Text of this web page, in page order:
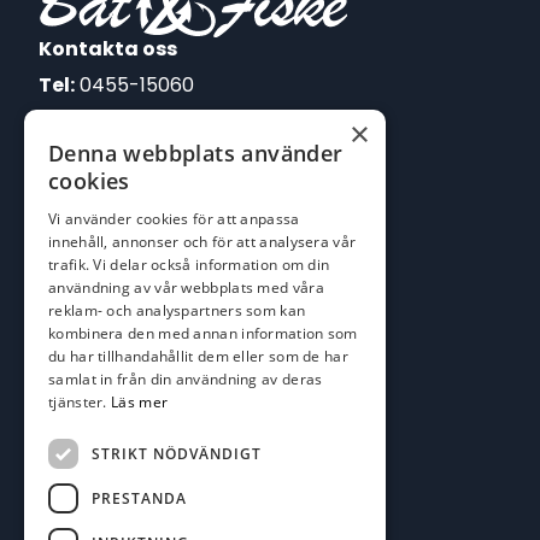
Kontakta oss
Tel:0455-15060
E-post:
johan@batofiske.se
kim@batofiske.se
Adress
Karlskrona Båt & Fiske AB
Lallerstedts gata 4
371 54 Karlskrona
Följ oss
Facebook
×
Denna webbplats använder
cookies
Vi använder cookies för att anpassa
innehåll, annonser och för att analysera vår
trafik. Vi delar också information om din
användning av vår webbplats med våra
reklam- och analyspartners som kan
kombinera den med annan information som
du har tillhandahållit dem eller som de har
samlat in från din användning av deras
tjänster. Läs mer
STRIKT NÖDVÄNDIGT
PRESTANDA